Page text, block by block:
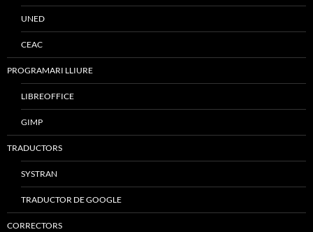
UNED
CEAC
PROGRAMARI LLIURE
LIBREOFFICE
GIMP
TRADUCTORS
SYSTRAN
TRADUCTOR DE GOOGLE
CORRECTORS